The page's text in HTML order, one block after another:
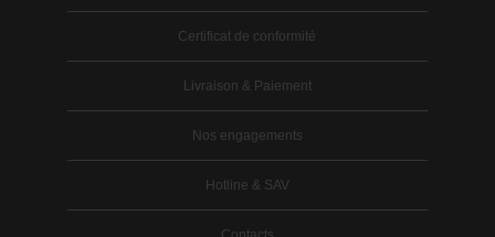
Certificat de conformité
Livraison & Paiement
Nos engagements
Hotline & SAV